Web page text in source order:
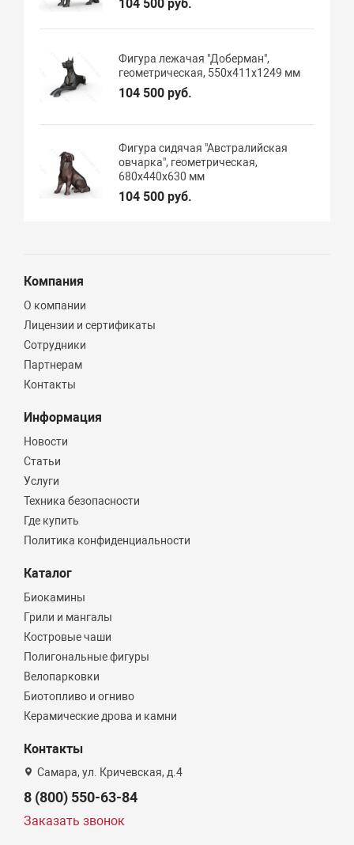
104 500 руб.
Фигура лежачая "Доберман",
геометрическая, 550х411х1249 мм
104 500 руб.
Фигура сидячая "Австралийская
овчарка", геометрическая,
680х440х630 мм
104 500 руб.
Компания
О компании
Лицензии и сертификаты
Сотрудники
Партнерам
Контакты
Информация
Новости
Статьи
Услуги
Техника безопасности
Где купить
Политика конфиденциальности
Каталог
Биокамины
Грили и мангалы
Костровые чаши
Полигональные фигуры
Велопарковки
Биотопливо и огниво
Керамические дрова и камни
Контакты
Самара, ул. Кричевская, д.4
8 (800) 550-63-84
Заказать звонок